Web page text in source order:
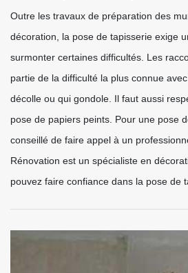
Outre les travaux de préparation des
décoration, la pose de tapisserie exige
surmonter certaines difficultés. Les
partie de la difficulté la plus connue
décolle ou qui gondole. Il faut aussi
pose de papiers peints. Pour une pose
conseillé de faire appel à un
Rénovation est un spécialiste en
pouvez faire confiance dans la pose de